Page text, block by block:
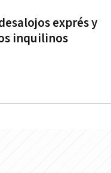
exprés y
inquilinos